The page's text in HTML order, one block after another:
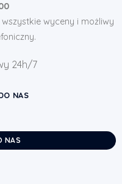
wyceny i możliwy
24h/7
NAS
NAS